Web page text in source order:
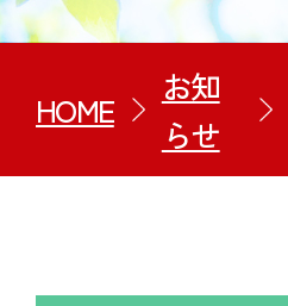
HOME
お知
らせ